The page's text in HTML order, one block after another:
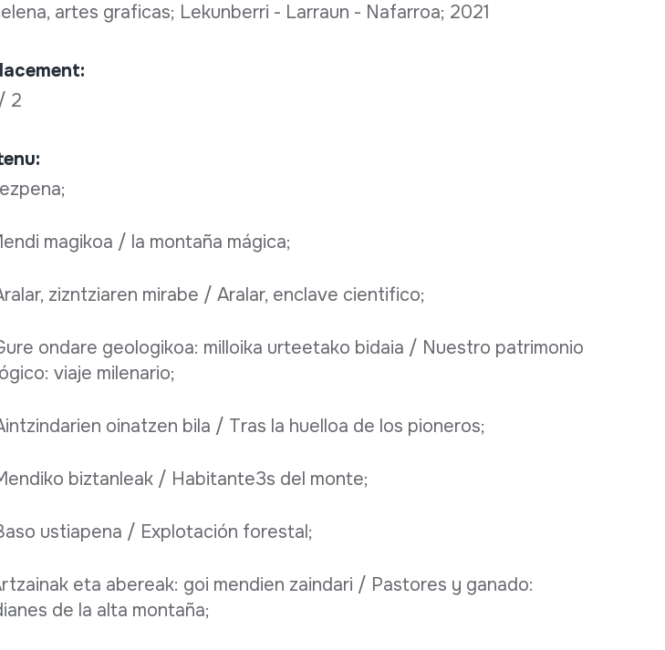
artes graficas; Lekunberri - Larraun - Nafarroa; 2021
2
magikoa / la montaña mágica;
zizntziaren mirabe / Aralar, enclave cientifico;
ondare geologikoa: milloika urteetako bidaia / Nuestro patrimonio
viaje milenario;
oinatzen bila / Tras la huelloa de los pioneros;
biztanleak / Habitante3s del monte;
ustiapena / Explotación forestal;
eta abereak: goi mendien zaindari / Pastores y ganado:
de la alta montaña;